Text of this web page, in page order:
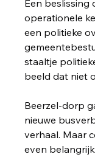
Een beslissing
operationele
een politieke
staaltje
beeld dat niet
Beerzel-dorp
nieuwe
verhaal. Maar
even